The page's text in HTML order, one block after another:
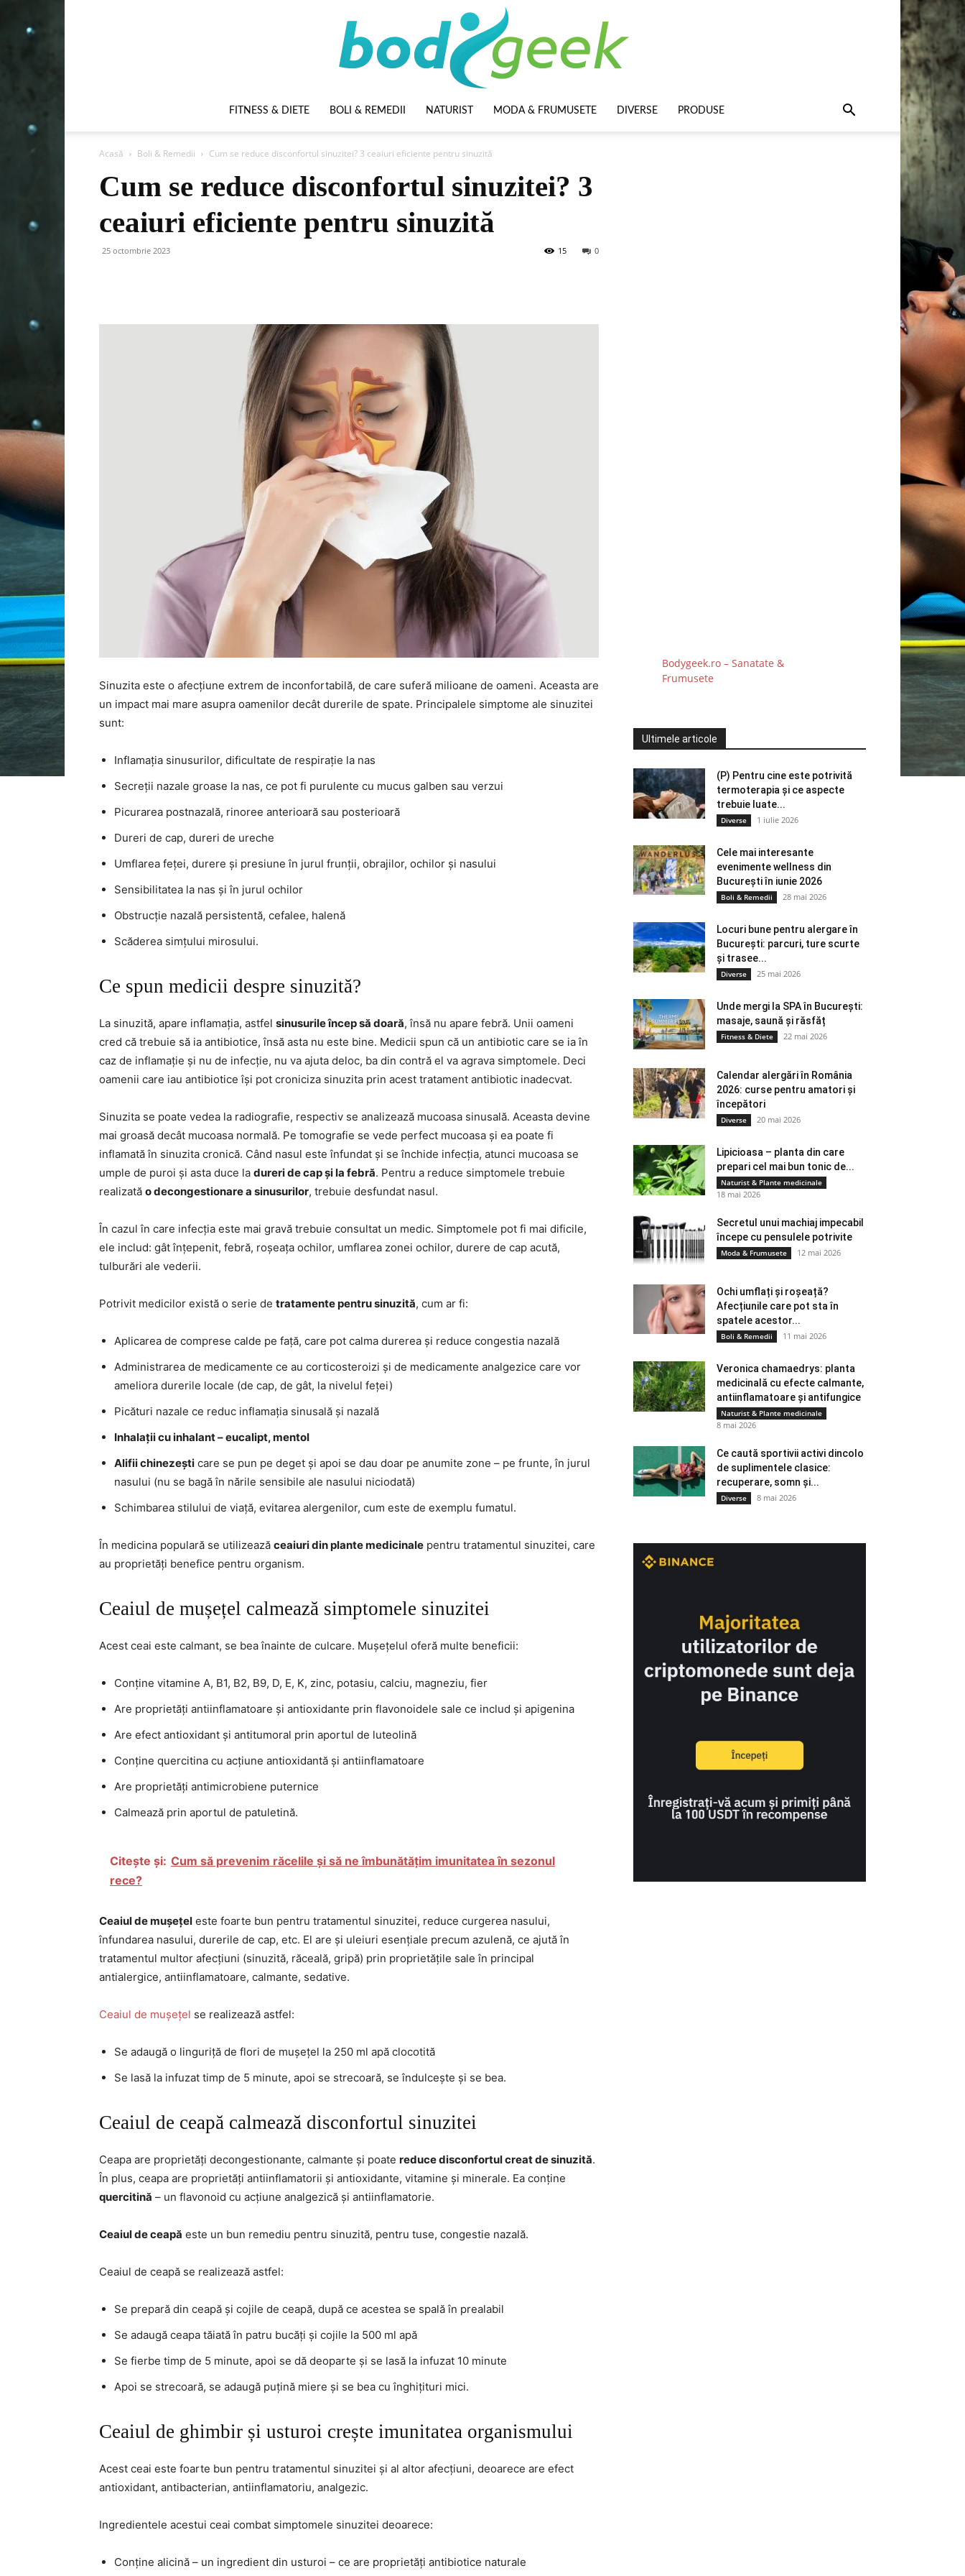
FITNESS & DIETE BOLI & REMEDII NATURIST MODA & FRUMUSETE DIVERSE PRODUSE
Acasă Boli & Remedii Cum se reduce disconfortul sinuzitei? 3 ceaiuri eficiente pentru sinuzită
Cum se reduce disconfortul sinuzitei? 3
ceaiuri eficiente pentru sinuzită
25 octombrie 2023 0
15
Sinuzita este o afecțiune extrem de inconfortabilă, de care suferă milioane de oameni. Aceasta are
un impact mai mare asupra oamenilor decât durerile de spate. Principalele simptome ale sinuzitei
sunt:
Inflamația sinusurilor, dificultate de respirație la nas
Secreții nazale groase la nas, ce pot fi purulente cu mucus galben sau verzui
Picurarea postnazală, rinoree anterioară sau posterioară
Dureri de cap, dureri de ureche
Umflarea feței, durere și presiune în jurul frunții, obrajilor, ochilor și nasului
Sensibilitatea la nas și în jurul ochilor
Obstrucție nazală persistentă, cefalee, halenă
Scăderea simțului mirosului.
Ce spun medicii despre sinuzită?
La sinuzită, apare inflamația, astfel sinusurile încep să doară, însă nu apare febră. Unii oameni
cred că trebuie să ia antibiotice, însă asta nu este bine. Medicii spun că un antibiotic care se ia în
caz de inflamație și nu de infecție, nu va ajuta deloc, ba din contră el va agrava simptomele. Deci
oamenii care iau antibiotice își pot croniciza sinuzita prin acest tratament antibiotic inadecvat.
Sinuzita se poate vedea la radiografie, respectiv se analizează mucoasa sinusală. Aceasta devine
mai groasă decât mucoasa normală. Pe tomografie se vede perfect mucoasa și ea poate fi
inflamată în sinuzita cronică. Când nasul este înfundat și se închide infecția, atunci mucoasa se
umple de puroi și asta duce la dureri de cap și la febră. Pentru a reduce simptomele trebuie
realizată o decongestionare a sinusurilor, trebuie desfundat nasul.
În cazul în care infecția este mai gravă trebuie consultat un medic. Simptomele pot fi mai dificile,
ele includ: gât înțepenit, febră, roșeața ochilor, umflarea zonei ochilor, durere de cap acută,
tulburări ale vederii.
Potrivit medicilor există o serie de tratamente pentru sinuzită, cum ar fi:
Aplicarea de comprese calde pe față, care pot calma durerea și reduce congestia nazală
Administrarea de medicamente ce au corticosteroizi și de medicamente analgezice care vor
ameliora durerile locale (de cap, de gât, la nivelul feței)
Picături nazale ce reduc inflamația sinusală și nazală
Inhalații cu inhalant – eucalipt, mentol
Alifii chinezești care se pun pe deget și apoi se dau doar pe anumite zone – pe frunte, în jurul
nasului (nu se bagă în nările sensibile ale nasului niciodată)
Schimbarea stilului de viață, evitarea alergenilor, cum este de exemplu fumatul.
În medicina populară se utilizează ceaiuri din plante medicinale pentru tratamentul sinuzitei, care
au proprietăți benefice pentru organism.
Ceaiul de mușețel calmează simptomele sinuzitei
Acest ceai este calmant, se bea înainte de culcare. Mușețelul oferă multe beneficii:
Conține vitamine A, B1, B2, B9, D, E, K, zinc, potasiu, calciu, magneziu, fier
Are proprietăți antiinflamatoare și antioxidante prin flavonoidele sale ce includ și apigenina
Are efect antioxidant și antitumoral prin aportul de luteolină
Conține quercitina cu acțiune antioxidantă și antiinflamatoare
Are proprietăți antimicrobiene puternice
Calmează prin aportul de patuletină.
Citește și: Cum să prevenim răcelile și să ne îmbunătățim imunitatea în sezonul
rece?
Ceaiul de mușețel este foarte bun pentru tratamentul sinuzitei, reduce curgerea nasului,
înfundarea nasului, durerile de cap, etc. El are și uleiuri esențiale precum azulenă, ce ajută în
tratamentul multor afecțiuni (sinuzită, răceală, gripă) prin proprietățile sale în principal
antialergice, antiinflamatoare, calmante, sedative.
Ceaiul de mușețel se realizează astfel:
Se adaugă o linguriță de flori de mușețel la 250 ml apă clocotită
Se lasă la infuzat timp de 5 minute, apoi se strecoară, se îndulcește și se bea.
Ceaiul de ceapă calmează disconfortul sinuzitei
Ceapa are proprietăți decongestionante, calmante și poate reduce disconfortul creat de sinuzită.
În plus, ceapa are proprietăți antiinflamatorii și antioxidante, vitamine și minerale. Ea conține
quercitină – un flavonoid cu acțiune analgezică și antiinflamatorie.
Ceaiul de ceapă este un bun remediu pentru sinuzită, pentru tuse, congestie nazală.
Ceaiul de ceapă se realizează astfel:
Se prepară din ceapă și cojile de ceapă, după ce acestea se spală în prealabil
Se adaugă ceapa tăiată în patru bucăți și cojile la 500 ml apă
Se fierbe timp de 5 minute, apoi se dă deoparte și se lasă la infuzat 10 minute
Apoi se strecoară, se adaugă puțină miere și se bea cu înghițituri mici.
Ceaiul de ghimbir și usturoi crește imunitatea organismului
Acest ceai este foarte bun pentru tratamentul sinuzitei și al altor afecțiuni, deoarece are efect
antioxidant, antibacterian, antiinflamatoriu, analgezic.
Ingredientele acestui ceai combat simptomele sinuzitei deoarece:
Conține alicină – un ingredient din usturoi – ce are proprietăți antibiotice naturale
Bodygeek.ro – Sanatate &
Frumusete
Ultimele articole
(P) Pentru cine este potrivită
termoterapia și ce aspecte
trebuie luate...
Diverse 1 iulie 2026
Cele mai interesante
evenimente wellness din
București în iunie 2026
Boli & Remedii 28 mai 2026
Locuri bune pentru alergare în
București: parcuri, ture scurte
și trasee...
Diverse 25 mai 2026
Unde mergi la SPA în București:
masaje, saună și răsfăț
Fitness & Diete 22 mai 2026
Calendar alergări în România
2026: curse pentru amatori și
începători
Diverse 20 mai 2026
Lipicioasa – planta din care
prepari cel mai bun tonic de...
Naturist & Plante medicinale
18 mai 2026
Secretul unui machiaj impecabil
începe cu pensulele potrivite
Moda & Frumusete 12 mai 2026
Ochi umflați și roșeață?
Afecțiunile care pot sta în
spatele acestor...
Boli & Remedii 11 mai 2026
Veronica chamaedrys: planta
medicinală cu efecte calmante,
antiinflamatoare și antifungice
Naturist & Plante medicinale
8 mai 2026
Ce caută sportivii activi dincolo
de suplimentele clasice:
recuperare, somn și...
Diverse 8 mai 2026